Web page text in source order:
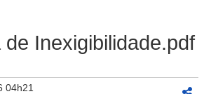
Inexigibilidade.pdf
04h21